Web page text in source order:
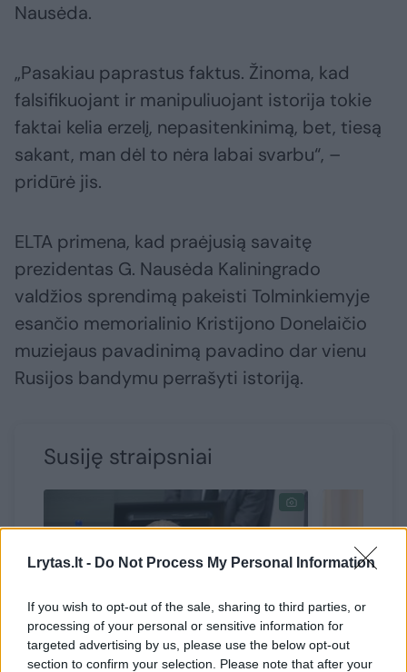
Lrytas.lt - Do Not Process My Personal Information
If you wish to opt-out of the sale, sharing to third parties, or
processing of your personal or sensitive information for
targeted advertising by us, please use the below opt-out
section to confirm your selection. Please note that after your
Nausėda.
„Pasakiau paprastus faktus. Žinoma, kad
falsifikuojant ir manipuliuojant istorija tokie
faktai kelia erzelį, nepasitenkinimą, bet, tiesą
sakant, man dėl to nėra labai svarbu“, –
pridūrė jis.
ELTA primena, kad praėjusią savaitę
prezidentas G. Nausėda Kaliningrado
valdžios sprendimą pakeisti Tolminkiemyje
esančio memorialinio Kristijono Donelaičio
muziejaus pavadinimą pavadino dar vienu
Rusijos bandymu perrašyti istoriją.
Susiję straipsniai